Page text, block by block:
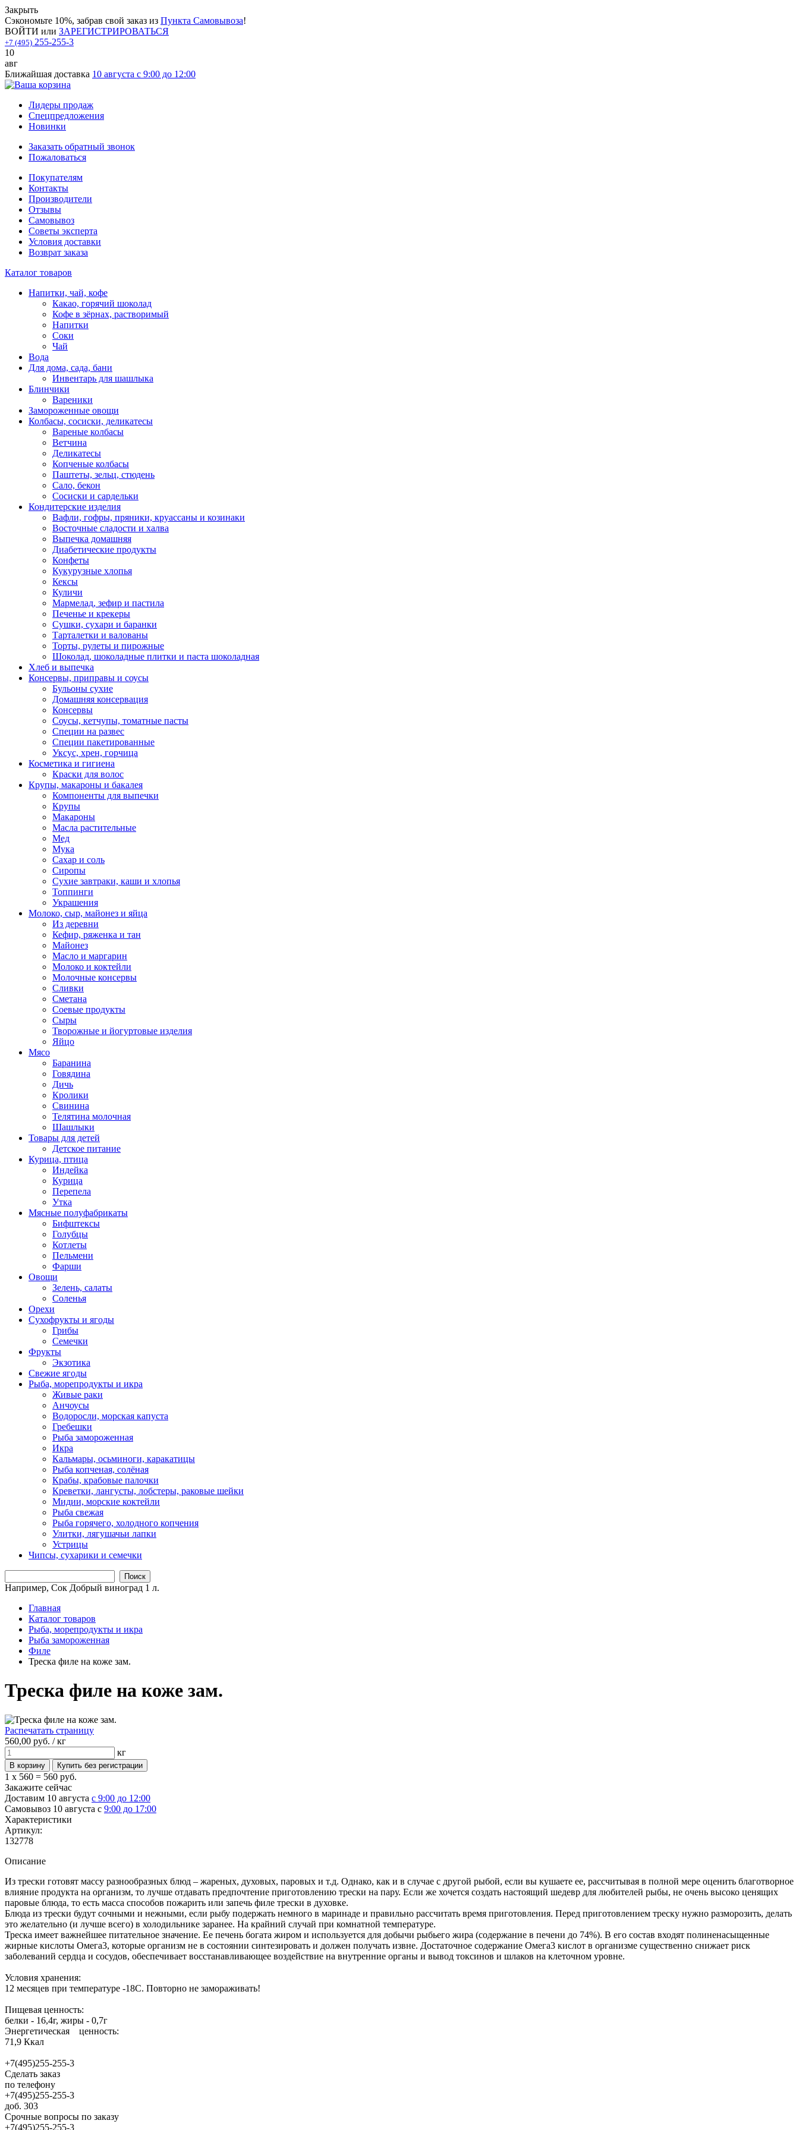
Закрыть
Сэкономьте 10%, забрав свой заказ из Пункта Самовывоза!
ВОЙТИ или ЗАРЕГИСТРИРОВАТЬСЯ
+7 (495) 255-255-3
10
авг
Ближайшая доставка 10 августа с 9:00 до 12:00
Лидеры продаж
Спецпредложения
Новинки
Заказать обратный звонок
Пожаловаться
Покупателям
Контакты
Производители
Отзывы
Самовывоз
Советы эксперта
Условия доставки
Возврат заказа
Каталог товаров
Напитки, чай, кофе
Какао, горячий шоколад
Кофе в зёрнах, растворимый
Напитки
Соки
Чай
Вода
Для дома, сада, бани
Инвентарь для шашлыка
Блинчики
Вареники
Замороженные овощи
Колбасы, сосиски, деликатесы
Вареные колбасы
Ветчина
Деликатесы
Копченые колбасы
Паштеты, зельц, стюдень
Сало, бекон
Сосиски и сардельки
Кондитерские изделия
Вафли, гофры, пряники, круассаны и козинаки
Восточные сладости и халва
Выпечка домашняя
Диабетические продукты
Конфеты
Кукурузные хлопья
Кексы
Куличи
Мармелад, зефир и пастила
Печенье и крекеры
Сушки, сухари и баранки
Тарталетки и валованы
Торты, рулеты и пирожные
Шоколад, шоколадные плитки и паста шоколадная
Хлеб и выпечка
Консервы, приправы и соусы
Бульоны сухие
Домашняя консервация
Консервы
Соусы, кетчупы, томатные пасты
Специи на развес
Специи пакетированные
Уксус, хрен, горчица
Косметика и гигиена
Краски для волос
Крупы, макароны и бакалея
Компоненты для выпечки
Крупы
Макароны
Масла растительные
Мед
Мука
Сахар и соль
Сиропы
Сухие завтраки, каши и хлопья
Топпинги
Украшения
Молоко, сыр, майонез и яйца
Из деревни
Кефир, ряженка и тан
Майонез
Масло и маргарин
Молоко и коктейли
Молочные консервы
Сливки
Сметана
Соевые продукты
Сыры
Творожные и йогуртовые изделия
Яйцо
Мясо
Баранина
Говядина
Дичь
Кролики
Свинина
Телятина молочная
Шашлыки
Товары для детей
Детское питание
Курица, птица
Индейка
Курица
Перепела
Утка
Мясные полуфабрикаты
Бифштексы
Голубцы
Котлеты
Пельмени
Фарши
Овощи
Зелень, салаты
Соленья
Орехи
Сухофрукты и ягоды
Грибы
Семечки
Фрукты
Экзотика
Свежие ягоды
Рыба, морепродукты и икра
Живые раки
Анчоусы
Водоросли, морская капуста
Гребешки
Рыба замороженная
Икра
Кальмары, осьминоги, каракатицы
Рыба копченая, солёная
Крабы, крабовые палочки
Креветки, лангусты, лобстеры, раковые шейки
Мидии, морские коктейли
Рыба свежая
Рыба горячего, холодного копчения
Улитки, лягушачьи лапки
Устрицы
Чипсы, сухарики и семечки
Поиск
Например, Сок Добрый виноград 1 л.
Главная
Каталог товаров
Рыба, морепродукты и икра
Рыба замороженная
Филе
Треска филе на коже зам.
Треска филе на коже зам.
Распечатать страницу
560,00 руб. /кг
кг
1 x 560 = 560 руб.
Закажите сейчас
Доставим 10 августа с 9:00 до 12:00
Самовывоз 10 августа с 9:00 до 17:00
Характеристики
Артикул:
132778
Описание
Из трески готовят массу разнообразных блюд – жареных, духовых, паровых и т.д. Однако, как и в случае с другой рыбой, если вы кушаете ее, рассчитывая в полной мере оценить благотворное
влияние продукта на организм, то лучше отдавать предпочтение приготовлению трески на пару. Если же хочется создать настоящий шедевр для любителей рыбы, не очень высоко ценящих
паровые блюда, то есть масса способов пожарить или запечь филе трески в духовке.
Блюда из трески будут сочными и нежными, если рыбу подержать немного в маринаде и правильно рассчитать время приготовления. Перед приготовлением треску нужно разморозить, делать
это желательно (и лучше всего) в холодильнике заранее. На крайний случай при комнатной температуре.
Треска имеет важнейшее питательное значение. Ее печень богата жиром и используется для добычи рыбьего жира (содержание в печени до 74%). В его состав входят полиненасыщенные
жирные кислоты Омега3, которые организм не в состоянии синтезировать и должен получать извне. Достаточное содержание Омега3 кислот в организме существенно снижает риск
заболеваний сердца и сосудов, обеспечивает восстанавливающее воздействие на внутренние органы и вывод токсинов и шлаков на клеточном уровне.
Условия хранения:
12 месяцев при температуре -18С. Повторно не замораживать!
Пищевая ценность:
белки - 16,4г, жиры - 0,7г
Энергетическая ценность:
71,9 Ккал
+7(495)255-255-3
Сделать заказ
по телефону
+7(495)255-255-3
доб. 303
Срочные вопросы по заказу
+7(495)255-255-3